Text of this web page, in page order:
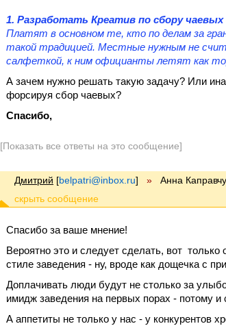
1. Разработать Креатив по сбору чаевых
Платят в основном те, кто по делам за
такой традицией. Местные нужным не
салфеткой, к ним официанты летят как
А зачем нужно решать такую задачу? Или
форсируя сбор чаевых?
Спасибо,
[Показать все ответы на это сообщение]
Дмитрий [belpatri@inbox.ru] » Анна
Спасибо за ваше мнение!
Вероятно это и следует сделать, вот
стиле заведения - ну, вроде как дощечка с
Доплачивать люди будут не столько за
имидж заведения на первых порах - потому
А аппетиты не только у нас - у конкурентов